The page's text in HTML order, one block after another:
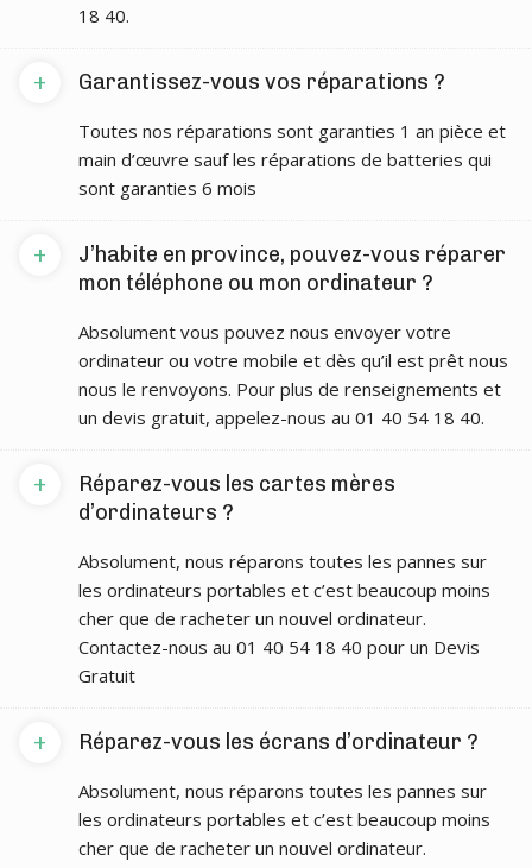
18 40.
Garantissez-vous vos réparations ?
+
Toutes nos réparations sont garanties 1 an pièce et
main d’œuvre sauf les réparations de batteries qui
sont garanties 6 mois
J’habite en province, pouvez-vous réparer
mon téléphone ou mon ordinateur ?
+
Absolument vous pouvez nous envoyer votre
ordinateur ou votre mobile et dès qu’il est prêt nous
nous le renvoyons. Pour plus de renseignements et
un devis gratuit, appelez-nous au 01 40 54 18 40.
Réparez-vous les cartes mères
d’ordinateurs ?
+
Absolument, nous réparons toutes les pannes sur
les ordinateurs portables et c’est beaucoup moins
cher que de racheter un nouvel ordinateur.
Contactez-nous au 01 40 54 18 40 pour un Devis
Gratuit
Réparez-vous les écrans d’ordinateur ?
+
Absolument, nous réparons toutes les pannes sur
les ordinateurs portables et c’est beaucoup moins
cher que de racheter un nouvel ordinateur.